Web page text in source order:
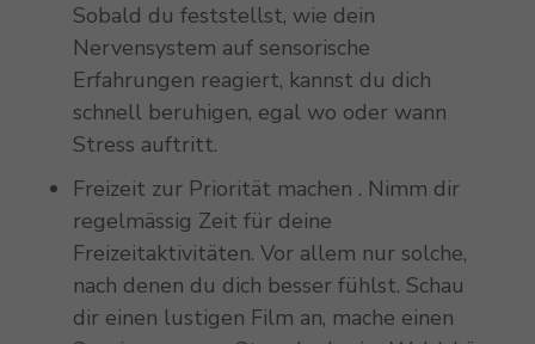
Sobald du feststellst, wie dein
Nervensystem auf sensorische
Erfahrungen reagiert, kannst du dich
schnell beruhigen, egal wo oder wann
Stress auftritt.
Freizeit zur Priorität machen . Nimm dir
regelmässig Zeit für deine
Freizeitaktivitäten. Vor allem nur solche,
nach denen du dich besser fühlst. Schau
dir einen lustigen Film an, mache einen